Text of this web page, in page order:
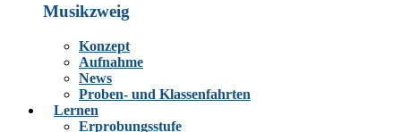
Musikzweig
Konzept
Aufnahme
News
Proben- und Klassenfahrten
Lernen
Erprobungsstufe